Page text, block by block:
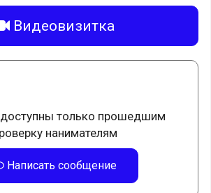
Видеовизитка
только прошедшим
нанимателям
Написать сообщение